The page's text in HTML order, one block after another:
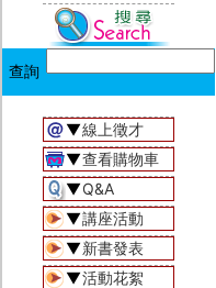
▼線上徵才
▼查看購物車
▼Q&A
▼講座活動
▼新書發表
▼活動花絮